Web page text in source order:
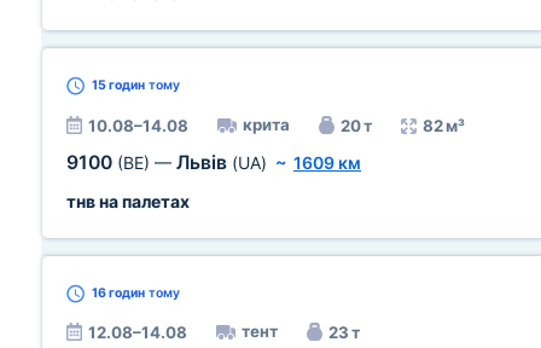
15 годин тому
10.08–14.08 крита 20 т 82 м³
9100 (BE) — Львів (UA) ~ 1609 км
тнв на палетах
16 годин тому
12.08–14.08 тент 23 т